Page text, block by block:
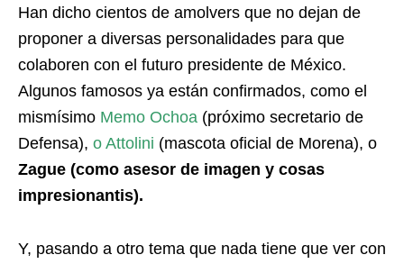
Han dicho cientos de amolvers que no dejan de
proponer a diversas personalidades para que
colaboren con el futuro presidente de México.
Algunos famosos ya están confirmados, como el
mismísimo Memo Ochoa (próximo secretario de
Defensa), o Attolini (mascota oficial de Morena), o
Zague (como asesor de imagen y cosas
impresionantis).
Y, pasando a otro tema que nada tiene que ver con